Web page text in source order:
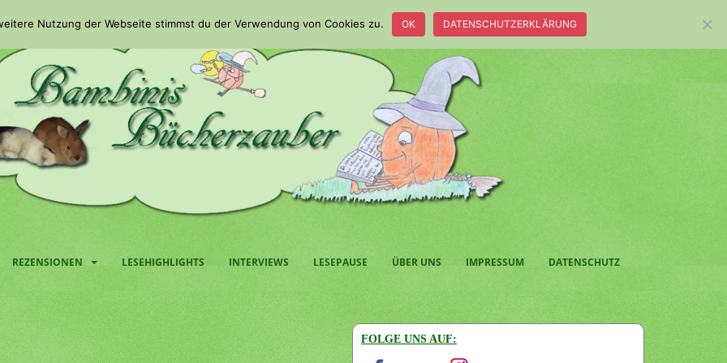
REZENSIONEN LESEHIGHLIGHTS INTERVIEWS LESEPAUSE ÜBER UNS IMPRESSUM DATENSCHUTZ
FOLGE UNS AUF:
Nutzung der Webseite stimmst du der Verwendung von Cookies zu. OK DATENSCHUTZERKLÄRUNG